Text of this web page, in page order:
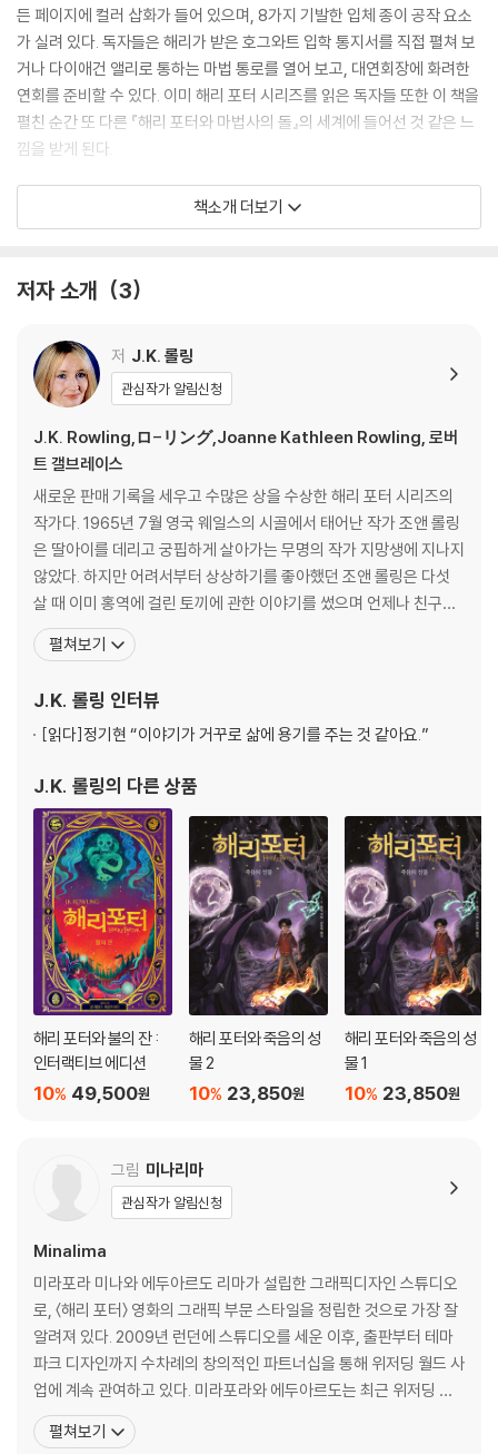
든 페이지에 컬러 삽화가 들어 있으며, 8가지 기발한 입체 종이 공작 요소
가 실려 있다. 독자들은 해리가 받은 호그와트 입학 통지서를 직접 펼쳐 보
거나 다이애건 앨리로 통하는 마법 통로를 열어 보고, 대연회장에 화려한
연회를 준비할 수 있다. 이미 해리 포터 시리즈를 읽은 독자들 또한 이 책을
펼친 순간 또 다른 『해리 포터와 마법사의 돌』의 세계에 들어선 것 같은 느
낌을 받게 된다.
이번 에디션은 기존의 팬들에게 소중한 기념품일 뿐만 아니라, 아직 『해리
포터』를 읽지 않은 새로운 세대에게 이 시리즈를 소개하는 멋진 방법이자,
책이 될 것이다.
책소개 더보기
저자 소개 3
저 J.K. 롤링
관심작가 알림신청
J.K. Rowling,ロ-リング,Joanne Kathleen Rowling, 로버
트 갤브레이스
새로운 판매 기록을 세우고 수많은 상을 수상한 해리 포터 시리즈의
작가다. 1965년 7월 영국 웨일스의 시골에서 태어난 작가 조앤 롤링
은 딸아이를 데리고 궁핍하게 살아가는 무명의 작가 지망생에 지나지
않았다. 하지만 어려서부터 상상하기를 좋아했던 조앤 롤링은 다섯
살 때 이미 홍역에 걸린 토끼에 관한 이야기를 썼으며 언제나 친구들
에게 둘러싸여 희한한 사건이나 모험담을 꾸며내어 들려주는 등 일찍
부터 소설가로서의 재능을 보였다. 롤링은 엑스터 대학에서 불문학과
에서 임시 직원으로 일하면서 틈틈히 글을 썼다. 19
펼쳐보기
J.K. 롤링 인터뷰
[읽다]정기현 “이야기가 거꾸로 삶에 용기를 주는 것 같아요.”
J.K. 롤링의 다른 상품
해리 포터와 불의 잔 :
인터랙티브 에디션
49,500원
10%
해리 포터와 죽음의 성
물 2
23,850원
10%
해리 포터와 죽음의 성
물 1
23,850원
10%
그림 미나리마
관심작가 알림신청
Minalima
미라포라 미나와 에두아르도 리마가 설립한 그래픽디자인 스튜디오
로, 〈해리 포터〉 영화의 그래픽 부문 스타일을 정립한 것으로 가장 잘
알려져 있다. 2009년 런던에 스튜디오를 세운 이후, 출판부터 테마
파크 디자인까지 수차례의 창의적인 파트너십을 통해 위저딩 월드 사
업에 계속 관여하고 있다. 미라포라와 에두아르도는 최근 위저딩 월
드로 돌아와 〈신비한 동물사전〉 영화의 독자적인 그래픽 스타일을 만
들어 냈다. 디자인을 이용한 스토리텔링으로 세계적인 명성을 갖고
펼쳐보기